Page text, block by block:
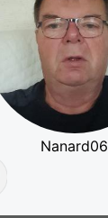
Nanard06